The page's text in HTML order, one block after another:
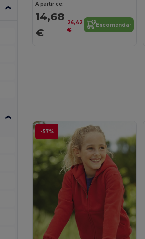
A partir de:
14,68
€
26,42
€
Encomendar
-37%